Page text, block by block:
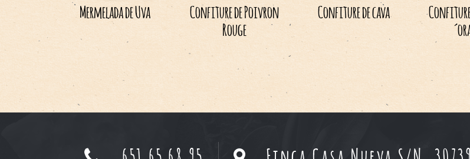
Mermelada de Uva Confiture de Poivron
Rouge
Confiture de cava Confiture